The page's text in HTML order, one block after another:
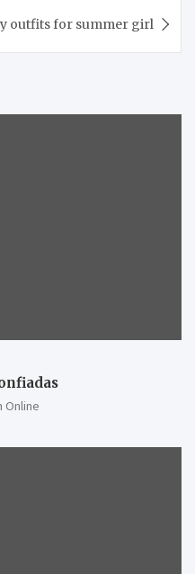
outfits for summer girl
Online